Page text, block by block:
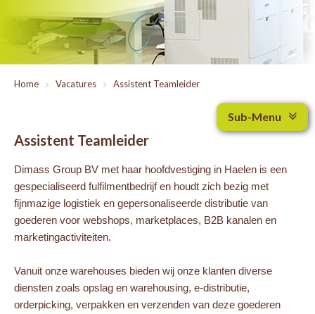
Home > Vacatures > Assistent Teamleider
Sub-Menu
Assistent Teamleider
Dimass Group BV met haar hoofdvestiging in Haelen is een
gespecialiseerd fulfilmentbedrijf en houdt zich bezig met
fijnmazige logistiek en gepersonaliseerde distributie van
goederen voor webshops, marketplaces, B2B kanalen en
marketingactiviteiten.
Vanuit onze warehouses bieden wij onze klanten diverse
diensten zoals opslag en warehousing, e-distributie,
orderpicking, verpakken en verzenden van deze goederen